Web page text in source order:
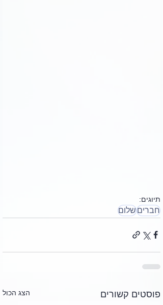
תיוגים:
חבריםשלום
פוסטים קשורים הצג הכול